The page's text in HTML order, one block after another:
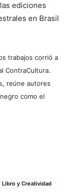
ediciones
en Brasil
trabajos corrió a
ContraCultura.
reúne autores
como el
Libro y Creatividad